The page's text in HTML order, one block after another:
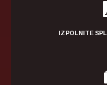
IZPOLNITE